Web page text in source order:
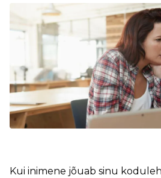
Kui inimene jõuab sinu